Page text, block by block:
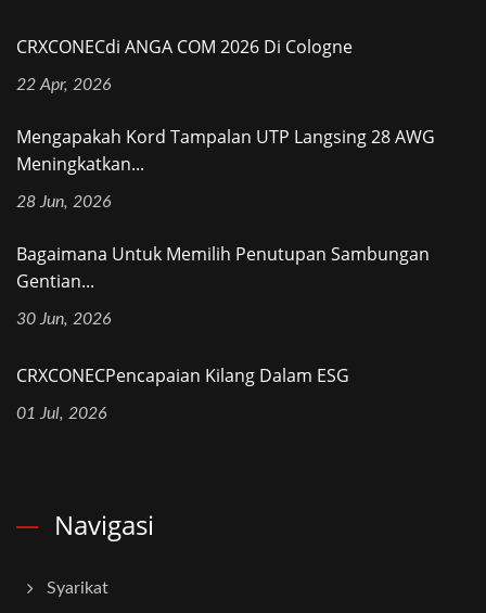
CRXCONECdi ANGA COM 2026 Di Cologne
22 Apr, 2026
Mengapakah Kord Tampalan UTP Langsing 28 AWG
Meningkatkan...
28 Jun, 2026
Bagaimana Untuk Memilih Penutupan Sambungan
Gentian...
30 Jun, 2026
CRXCONECPencapaian Kilang Dalam ESG
01 Jul, 2026
Navigasi
Syarikat